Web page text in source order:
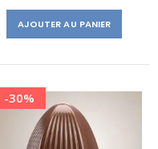
AJOUTER AU PANIER
-30%